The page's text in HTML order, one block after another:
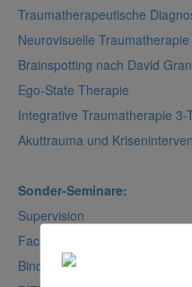
Traumatherapeutische
Neurovisuelle Traumatherapie
Brainspotting nach David
Ego-State Therapie
Integrative Traumatherapie 3-
Akuttrauma und
Sonder-Seminare:
Supervision
Fachvorträge
Bindungstrauma